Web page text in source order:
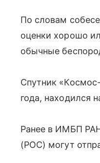
По словам
оценки хорошо
обычные
Спутник
года, находился
Ранее в ИМБП
(РОС) могут